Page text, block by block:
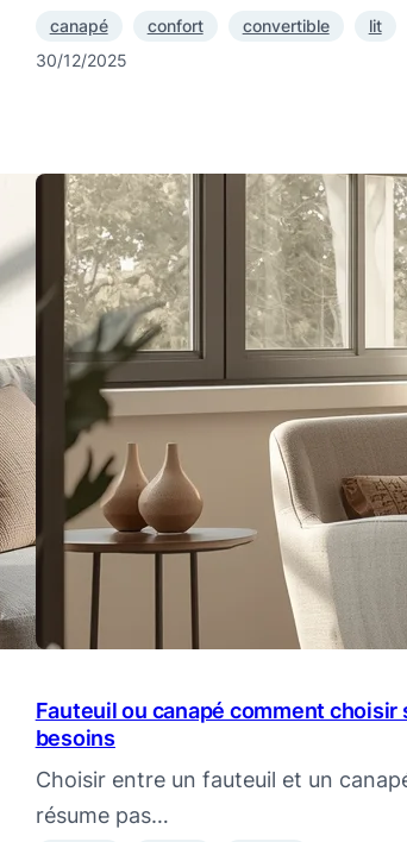
canapé confort convertible
lit
30/12/2025
Fauteuil ou canapé comment choisir
besoins
Choisir entre un fauteuil et un
résume pas…